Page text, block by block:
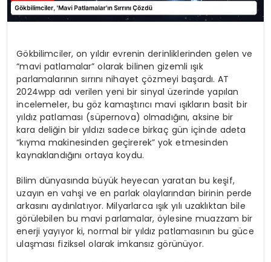
Gökbilimciler, on yıldır evrenin derinliklerinden gelen ve
“mavi patlamalar” olarak bilinen gizemli ışık
parlamalarının sırrını nihayet çözmeyi başardı. AT
2024wpp adı verilen yeni bir sinyal üzerinde yapılan
incelemeler, bu göz kamaştırıcı mavi ışıkların basit bir
yıldız patlaması (süpernova) olmadığını, aksine bir
kara deliğin bir yıldızı sadece birkaç gün içinde adeta
“kıyma makinesinden geçirerek” yok etmesinden
kaynaklandığını ortaya koydu.
Bilim dünyasında büyük heyecan yaratan bu keşif,
uzayın en vahşi ve en parlak olaylarından birinin perde
arkasını aydınlatıyor. Milyarlarca ışık yılı uzaklıktan bile
görülebilen bu mavi parlamalar, öylesine muazzam bir
enerji yayıyor ki, normal bir yıldız patlamasının bu güce
ulaşması fiziksel olarak imkansız görünüyor.